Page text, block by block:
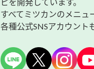
ピを開発しています。
すべてミツカンのメニュ
各種公式SNSアカウント